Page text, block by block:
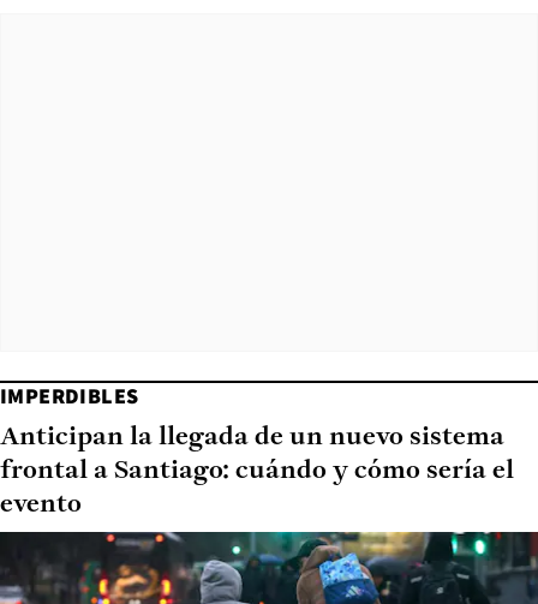
IMPERDIBLES
Anticipan la llegada de un nuevo sistema
frontal a Santiago: cuándo y cómo sería el
evento